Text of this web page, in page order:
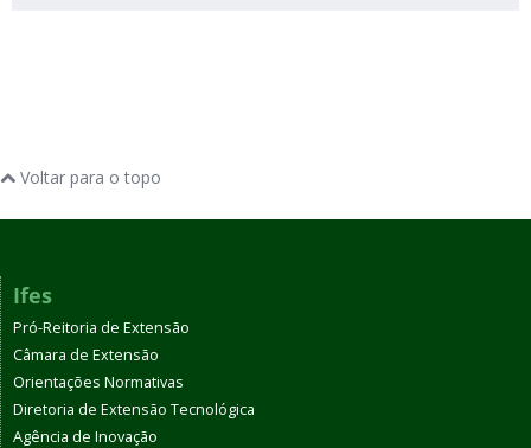
Voltar para o topo
Ifes
Pró-Reitoria de Extensão
Câmara de Extensão
Orientações Normativas
Diretoria de Extensão Tecnológica
Agência de Inovação